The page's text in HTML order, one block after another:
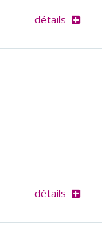
détails
détails